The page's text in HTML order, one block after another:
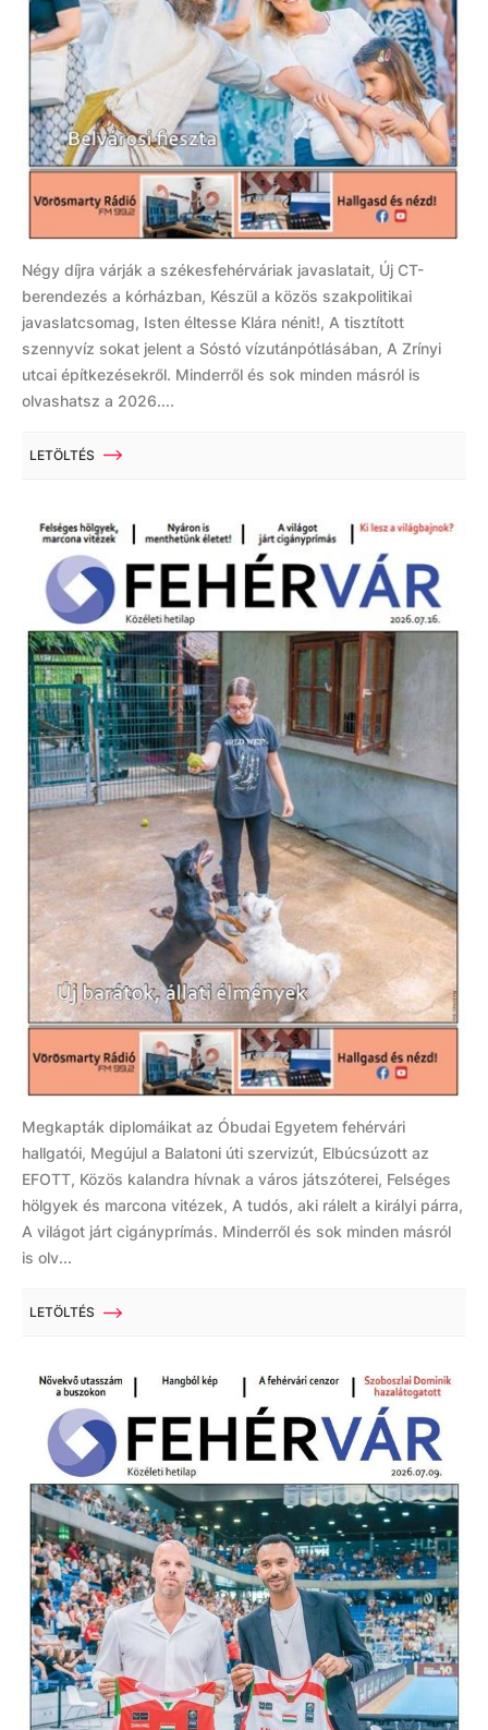
Négy díjra várják a székesfehérváriak javaslatait, Új CT-
berendezés a kórházban, Készül a közös szakpolitikai
javaslatcsomag, Isten éltesse Klára nénit!, A tisztított
szennyvíz sokat jelent a Sóstó vízutánpótlásában, A Zrínyi
utcai építkezésekről. Minderről és sok minden másról is
olvashatsz a 2026....
LETÖLTÉS
Megkapták diplomáikat az Óbudai Egyetem fehérvári
hallgatói, Megújul a Balatoni úti szervizút, Elbúcsúzott az
EFOTT, Közös kalandra hívnak a város játszóterei, Felséges
hölgyek és marcona vitézek, A tudós, aki rálelt a királyi párra,
A világot járt cigányprímás. Minderről és sok minden másról
is olv...
LETÖLTÉS